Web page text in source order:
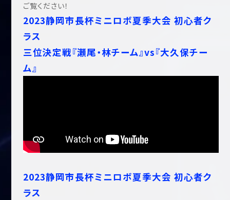
ご覧ください！
2023静岡市長杯ミニロボ夏季大会 初心者ク
ラス
三位決定戦『瀬尾・林チーム』vs『大久保チー
ム』
2023静岡市長杯ミニロボ夏季大会 初心者ク
ラス